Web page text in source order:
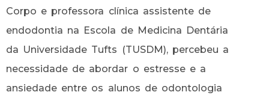
Corpo e professora clínica assistente de
endodontia na Escola de Medicina Dentária
da Universidade Tufts (TUSDM), percebeu a
necessidade de abordar o estresse e a
ansiedade entre os alunos de odontologia